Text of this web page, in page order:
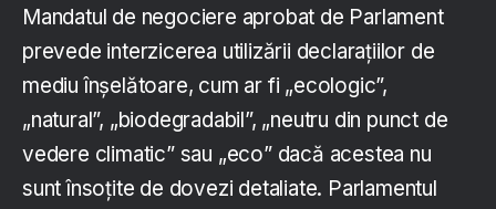
Mandatul de negociere aprobat de Parlament
prevede interzicerea utilizării declarațiilor de
mediu înșelătoare, cum ar fi „ecologic”,
„natural”, „biodegradabil”, „neutru din punct de
vedere climatic” sau „eco” dacă acestea nu
sunt însoțite de dovezi detaliate. Parlamentul